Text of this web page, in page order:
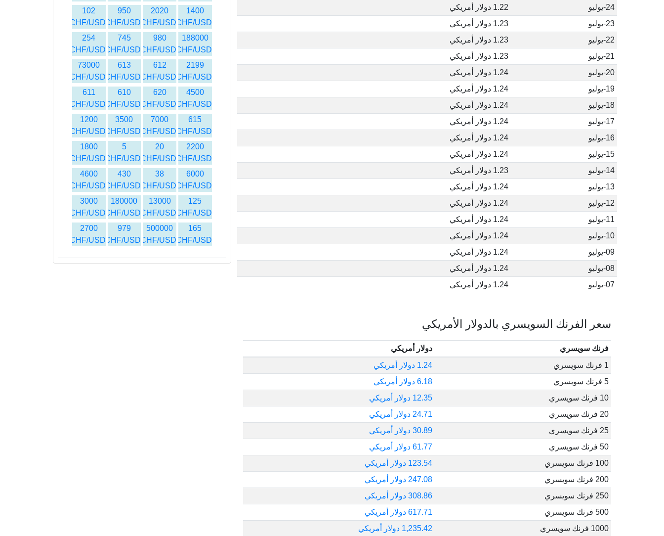
24-يوليو
1.22 دولار أمريكي
23-يوليو
1.23 دولار أمريكي
22-يوليو
1.23 دولار أمريكي
21-يوليو
1.23 دولار أمريكي
20-يوليو
1.24 دولار أمريكي
19-يوليو
1.24 دولار أمريكي
18-يوليو
1.24 دولار أمريكي
17-يوليو
1.24 دولار أمريكي
16-يوليو
1.24 دولار أمريكي
15-يوليو
1.24 دولار أمريكي
14-يوليو
1.23 دولار أمريكي
13-يوليو
1.24 دولار أمريكي
12-يوليو
1.24 دولار أمريكي
11-يوليو
1.24 دولار أمريكي
10-يوليو
1.24 دولار أمريكي
09-يوليو
1.24 دولار أمريكي
08-يوليو
1.24 دولار أمريكي
07-يوليو
1.24 دولار أمريكي
سعر الفرنك السويسري بالدولار الأمريكي
فرنك سويسري
دولار أمريكي
1 فرنك سويسري
1.24 دولار أمريكي
5 فرنك سويسري
6.18 دولار أمريكي
10 فرنك سويسري
12.35 دولار أمريكي
20 فرنك سويسري
24.71 دولار أمريكي
25 فرنك سويسري
30.89 دولار أمريكي
50 فرنك سويسري
61.77 دولار أمريكي
100 فرنك سويسري
123.54 دولار أمريكي
200 فرنك سويسري
247.08 دولار أمريكي
250 فرنك سويسري
308.86 دولار أمريكي
500 فرنك سويسري
617.71 دولار أمريكي
1000 فرنك سويسري
1,235.42 دولار أمريكي
1400
CHF/USD
2020
CHF/USD
950
CHF/USD
102
CHF/USD
188000
CHF/USD
980
CHF/USD
745
CHF/USD
254
CHF/USD
2199
CHF/USD
612
CHF/USD
613
CHF/USD
73000
CHF/USD
4500
CHF/USD
620
CHF/USD
610
CHF/USD
611
CHF/USD
615
CHF/USD
7000
CHF/USD
3500
CHF/USD
1200
CHF/USD
2200
CHF/USD
20
CHF/USD
5
CHF/USD
1800
CHF/USD
6000
CHF/USD
38
CHF/USD
430
CHF/USD
4600
CHF/USD
125
CHF/USD
13000
CHF/USD
180000
CHF/USD
3000
CHF/USD
165
CHF/USD
500000
CHF/USD
979
CHF/USD
2700
CHF/USD